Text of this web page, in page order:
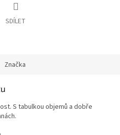
SDÍLET
Značka
S tabulkou objemů a dobře